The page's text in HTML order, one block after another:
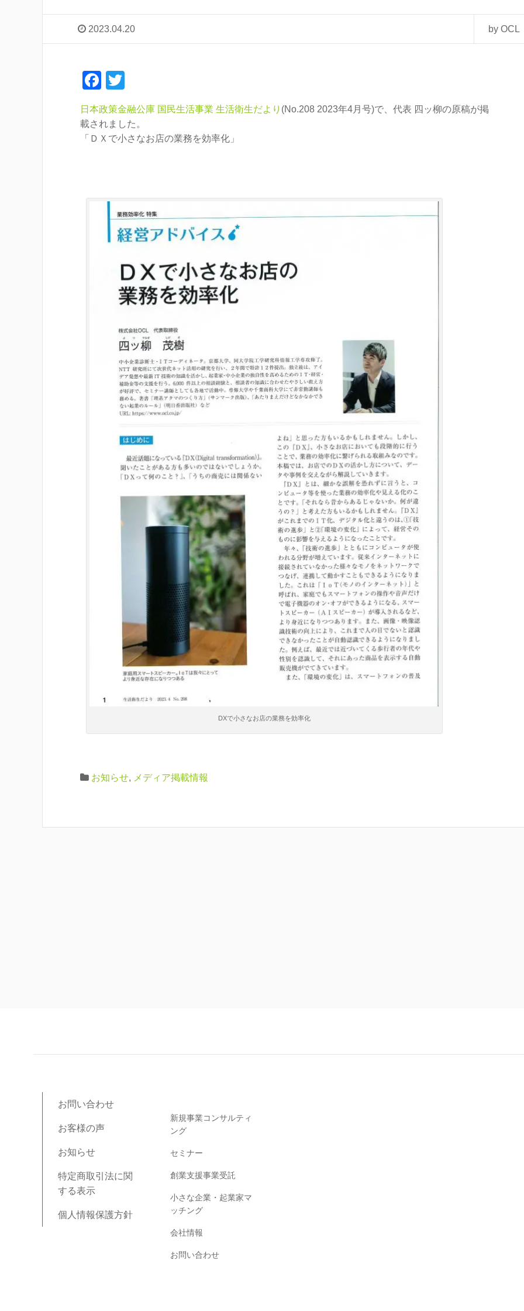
2023.04.20 by OCL
F
c
e
o
k
tt
er
日本政策金融公庫 国民生活事業 生活衛生だより (No.208 2023年4月号)で、代表 四ッ柳の原稿が掲
載されました。
「ＤＸで小さなお店の業務を効率化」
DXで小さなお店の業務を効率化
お知らせ, メディア掲載情報
お問い合わせ
お客様の声
お知らせ
特定商取引法に関
する表示
個人情報保護方針
新規事業コンサルティ
ング
セミナー
創業支援事業受託
小さな企業・起業家マ
ッチング
会社情報
お問い合わせ